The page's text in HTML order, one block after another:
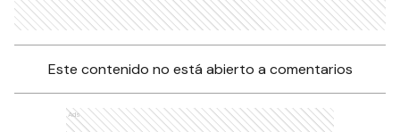
Este contenido no está abierto a comentarios
Ads